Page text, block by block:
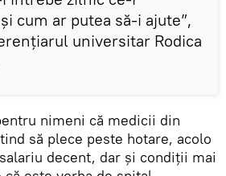
cum ar putea să-i ajute”,
universitar Rodica
nimeni că medicii din
să plece peste hotare, acolo
decent, dar și condiții mai